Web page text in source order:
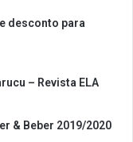
desconto para
– Revista ELA
& Beber 2019/2020